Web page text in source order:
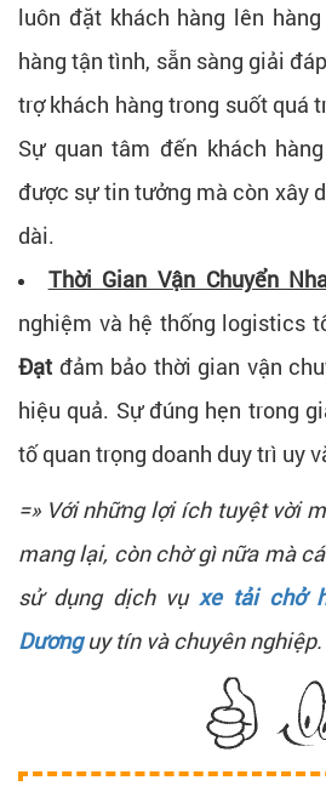
luôn đặt khách hàng lên
hàng tận tình, sẵn sàng giải
trợ khách hàng trong suốt quá
Sự quan tâm đến khách
được sự tin tưởng mà còn xây
dài.
Thời Gian Vận Chuyển
nghiệm và hệ thống logistics
Đạt đảm bảo thời gian vận
hiệu quả. Sự đúng hẹn trong
tố quan trọng doanh duy trì uy
=» Với những lợi ích tuyệt vời
mang lại, còn chờ gì nữa mà
sử dụng dịch vụ xe tải chở
Dươnguy tín và chuyên nghiệp.